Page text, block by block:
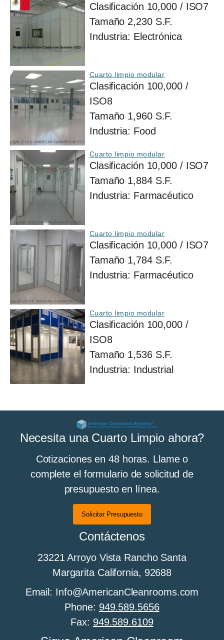
Clasificación 10,000 / ISO7
Tamaño 2,230 S.F.
Industria: Electrónica
Cuarto limpio modular
Clasificación 100,000 /
ISO8
Tamaño 1,960 S.F.
Industria: Food
Cuarto limpio modular
Clasificación 10,000 / ISO7
Tamaño 1,884 S.F.
Industria: Farmacéutico
Cuarto limpio modular
Clasificación 10,000 / ISO7
Tamaño 1,784 S.F.
Industria: Farmacéutico
Cuarto limpio modular
Clasificación 100,000 /
ISO8
Tamaño 1,536 S.F.
Industria: Industrial
Necesita una Cuarto Limpio ahora?
Cotizaciones en 48 horas. Llame o
complete el formulario de solicitud de
presupuesto en línea.
Solicitar Presupuesto
Contáctenos
23221 Arroyo Vista Rancho Santa
Margarita California, 92688
Email: Info@AmericanCleanrooms.com
Phone: 949.589.5656
Fax: 949.589.6109